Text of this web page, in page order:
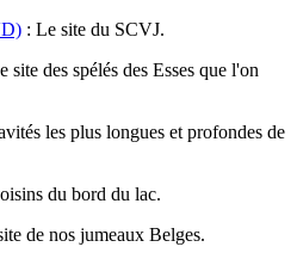
: Le site du SCVJ.
site des spélés des Esses que l'on
les plus longues et profondes de
du bord du lac.
de nos jumeaux Belges.